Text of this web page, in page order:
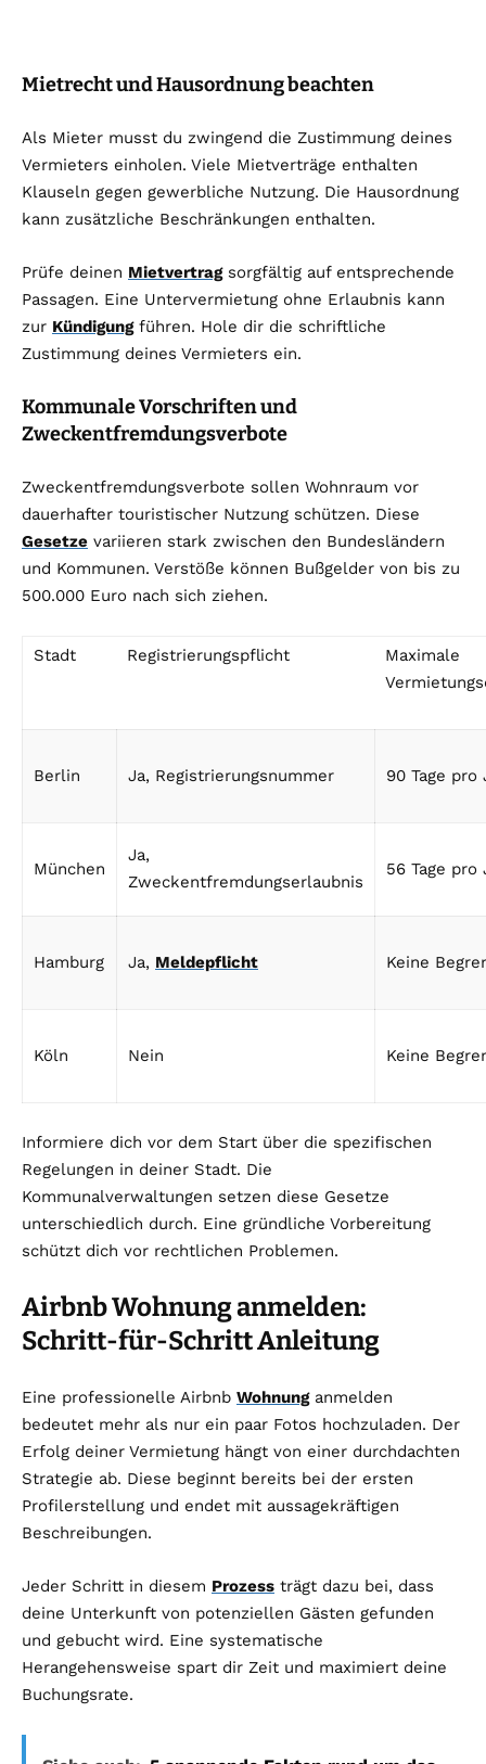
Mietrecht und Hausordnung beachten
Als Mieter musst du zwingend die Zustimmung deines
Vermieters einholen. Viele Mietverträge enthalten
Klauseln gegen gewerbliche Nutzung. Die Hausordnung
kann zusätzliche Beschränkungen enthalten.
Prüfe deinen Mietvertragsorgfältig auf entsprechende
Passagen. Eine Untervermietung ohne Erlaubnis kann
zur Kündigungführen. Hole dir die schriftliche
Zustimmung deines Vermieters ein.
Kommunale Vorschriften und
Zweckentfremdungsverbote
Zweckentfremdungsverbote sollen Wohnraum vor
dauerhafter touristischer Nutzung schützen. Diese
Gesetze variieren stark zwischen den Bundesländern
und Kommunen. Verstöße können Bußgelder von bis zu
500.000 Euro nach sich ziehen.
Stadt Registrierungspflicht
Maximale
Berlin Ja, Registrierungsnummer 90 Tage pro
München
Ja,
Zweckentfremdungserlaubnis
56 Tage pro
Hamburg Ja, Meldepflicht Keine
Köln Nein Keine
Informiere dich vor dem Start über die spezifischen
Regelungen in deiner Stadt. Die
Kommunalverwaltungen setzen diese Gesetze
unterschiedlich durch. Eine gründliche Vorbereitung
schützt dich vor rechtlichen Problemen.
Airbnb Wohnung anmelden:
Schritt-für-Schritt Anleitung
Eine professionelle Airbnb Wohnunganmelden
bedeutet mehr als nur ein paar Fotos hochzuladen. Der
Erfolg deiner Vermietung hängt von einer durchdachten
Strategie ab. Diese beginnt bereits bei der ersten
Profilerstellung und endet mit aussagekräftigen
Beschreibungen.
Jeder Schritt in diesem Prozess trägt dazu bei, dass
deine Unterkunft von potenziellen Gästen gefunden
und gebucht wird. Eine systematische
Herangehensweise spart dir Zeit und maximiert deine
Buchungsrate.